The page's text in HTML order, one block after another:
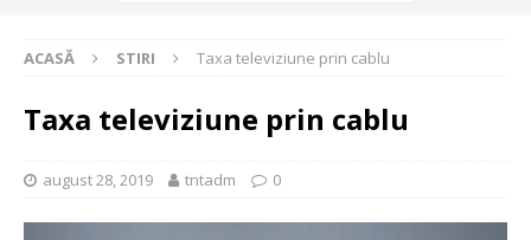
ACASĂ STIRI Taxa televiziune prin cablu
Taxa televiziune prin cablu
august 28, 2019 tntadm 0